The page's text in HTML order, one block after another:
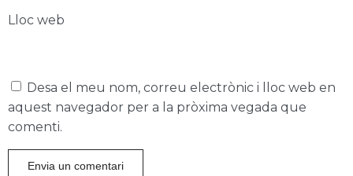
Lloc web
Desa el meu nom, correu electrònic i lloc web en
aquest navegador per a la pròxima vegada que
comenti.